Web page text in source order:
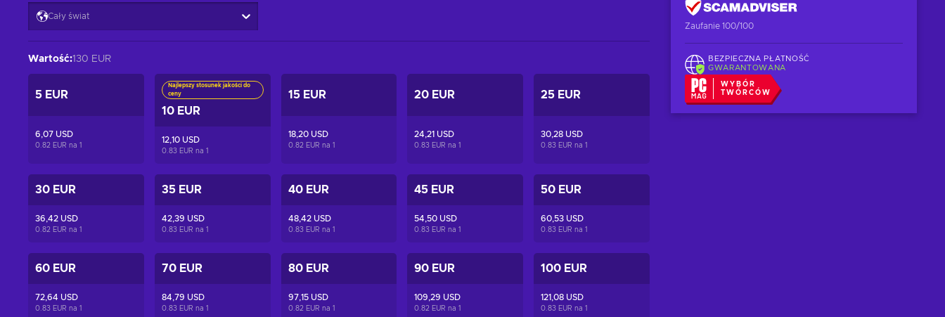
Zaufanie 100/100
BEZPIECZNA PŁATNOŚĆ
GWARANTOWANA
WYBÓR
TWÓRCÓW
Cały świat
Wartość:130 EUR
5 EUR
6,07 USD
0.82 EUR na 1
Najlepszy stosunek jakości do
ceny
10 EUR
12,10 USD
0.83 EUR na 1
15 EUR
18,20 USD
0.82 EUR na 1
20 EUR
24,21 USD
0.83 EUR na1
25 EUR
30,28 USD
0.83 EUR na1
30 EUR
36,42 USD
0.82 EUR na 1
35 EUR
42,39 USD
0.83 EUR na 1
40 EUR
48,42 USD
0.83 EUR na 1
45 EUR
54,50 USD
0.83 EUR na1
50 EUR
60,53 USD
0.83 EUR na1
60 EUR
72,64 USD
0.83 EUR na 1
70 EUR
84,79 USD
0.83 EUR na 1
80 EUR
97,15 USD
0.82 EUR na 1
90 EUR
109,29 USD
0.82 EUR na1
100 EUR
121,08 USD
0.83 EUR na1